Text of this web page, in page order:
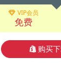
VIP会员
免费
购买